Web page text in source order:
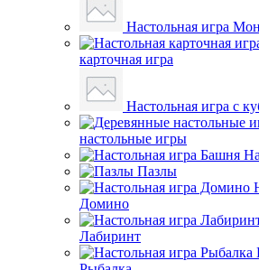
Настольная игра
карточная игра
Настольная игра с
настольные игры
Пазлы
Домино
Лабиринт